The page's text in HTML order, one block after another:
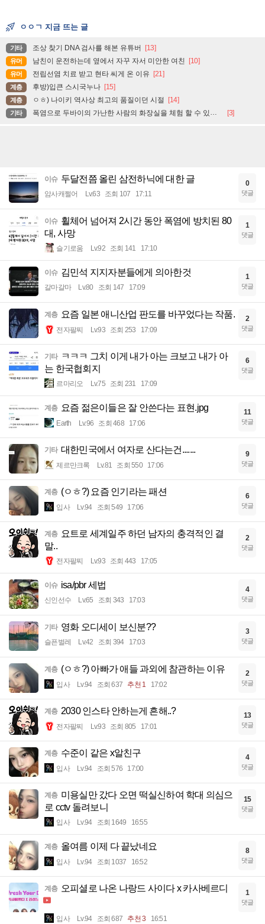
ㅇㅇㄱ 지금 뜨는 글
기타 조상 찾기 DNA 검사를 해본 유튜버 [13]
유머 남친이 운전하는데 옆에서 자꾸 자서 미안한 여친 [10]
유머 전립선염 치료 받고 현타 씨게 온 이유 [21]
계층 후방)입큰 스시국누나 [15]
계층 ㅇㅎ) 나이키 역사상 최고의 품질이던 시절 [14]
기타 폭염으로 두바이의 가난한 사람의 화장실을 체험 할 수 있는 곳 [3]
이슈 두달전쯤 올린 삼전하닉에 대한 글
암사캐쩔어 Lv.63 조회 107 17:11
0
댓글
이슈 휠체어 넘어져 2시간 동안 폭염에 방치된 80
대, 사망
슬기로움 Lv.92 조회 141 17:10
1
댓글
이슈 김민석 지지자분들에게 의아한것
갈마갈마 Lv.80 조회 147 17:09
1
댓글
계층 요즘 일본 애니산업 판도를 바꾸었다는 작품.
전자팔찌 Lv.93 조회 253 17:09
2
댓글
기타
ㅋㅋㅋ 그치 이게 내가 아는 크보고 내가 아
는 한국협회지
르마리오 Lv.75 조회 231 17:09
6
댓글
계층 요즘 젊은이들은 잘 안쓴다는 표현.jpg
Earth Lv.96 조회 468 17:06
11
댓글
기타 대한민국에서 여자로 산다는건.......
제르만크록 Lv.81 조회 550 17:06
9
댓글
계층 (ㅇㅎ?) 요즘 인기라는 패션
입사 Lv.94 조회 549 17:06
6
댓글
계층 요트로 세계일주 하던 남자의 충격적인 결
말..
전자팔찌 Lv.93 조회 443 17:05
2
댓글
이슈 isa/pbr 세법
신인선수 Lv.65 조회 343 17:03
4
댓글
기타 영화 오디세이 보신분??
슬픈벌레 Lv.42 조회 394 17:03
3
댓글
계층 (ㅇㅎ?) 아빠가 애들 과외에 참관하는 이유
입사 Lv.94 조회 637 추천 1 17:02
2
댓글
계층 2030 인스타 안하는게 흔해..?
전자팔찌 Lv.93 조회 805 17:01
13
댓글
계층 수준이 같은 x알친구
입사 Lv.94 조회 576 17:00
4
댓글
계층 미용실만 갔다 오면 떡실신하여 학대 의심으
로 cctv 돌려보니
입사 Lv.94 조회 1649 16:55
15
댓글
계층 올여름 이제 다 끝났네요
입사 Lv.94 조회 1037 16:52
8
댓글
계층 오피셜로 나온 나랑드 사이다 x 카사베르디
입사 Lv.94 조회 687 추천 3 16:51
1
댓글